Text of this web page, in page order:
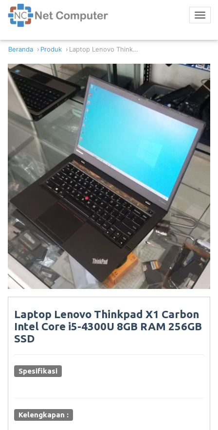
Beranda Produk Laptop Lenovo Thinkpad X1 Carbon Intel Core i5-4300U 8GB RAM 256GB SSD
Laptop Lenovo Thinkpad X1 Carbon
Intel Core i5-4300U 8GB RAM 256GB
SSD
Spesifikasi
Kelengkapan :